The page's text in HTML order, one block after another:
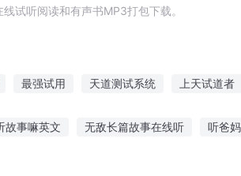
试听阅读和有声书MP3打包下载。
最强试用 天道测试系统 上天试道者
故事嘛英文 无敌长篇故事在线听 听爸